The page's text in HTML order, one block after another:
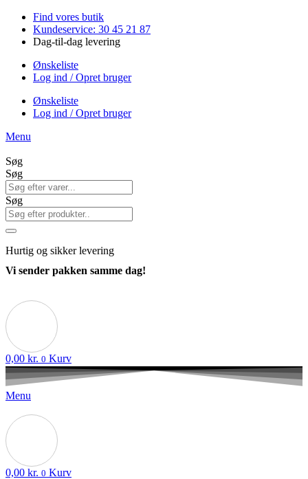
Videre
indhold
Find vores butik
Kundeservice: 30 45 21 87
Dag-til-dag levering
Ønskeliste
Log ind / Opret bruger
Ønskeliste
Log ind / Opret bruger
Menu
Søg
Søg
Søg
Hurtig og sikker levering
Vi sender pakken samme dag!
0,00 kr. 0 Kurv
Menu
0,00 kr. 0 Kurv